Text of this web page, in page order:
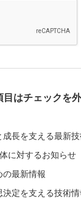
はチェックを
長を支える最新
に対するお知らせ
最新情報
定を支える技術